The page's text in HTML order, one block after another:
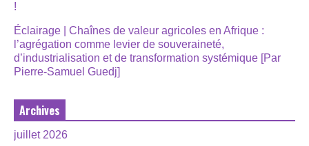
!
Éclairage | Chaînes de valeur agricoles en Afrique :
l’agrégation comme levier de souveraineté,
d’industrialisation et de transformation systémique [Par
Pierre-Samuel Guedj]
Archives
juillet 2026